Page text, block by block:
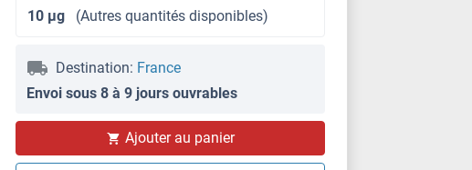
10 μg
(Autres quantités disponibles)
Destination: France
Envoi sous 8 à 9 jours ouvrables
Ajouter au panier